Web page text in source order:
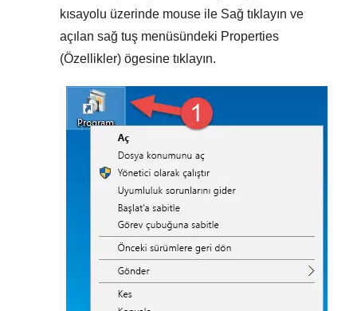
kısayolu üzerinde mouse ile Sağ tıklayın ve
açılan sağ tuş menüsündeki Properties
(Özellikler) ögesine tıklayın.